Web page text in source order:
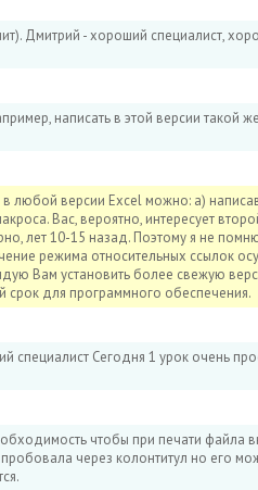
Дмитрий - хороший специалист,
написать в этой версии такой
любой версии Excel можно: а)
Вас, вероятно, интересует
лет 10-15 назад. Поэтому я не
режима относительных ссылок
Вам установить более свежую
для программного обеспечения.
специалист Сегодня 1 урок очень
чтобы при печати файла
через колонтитул но его